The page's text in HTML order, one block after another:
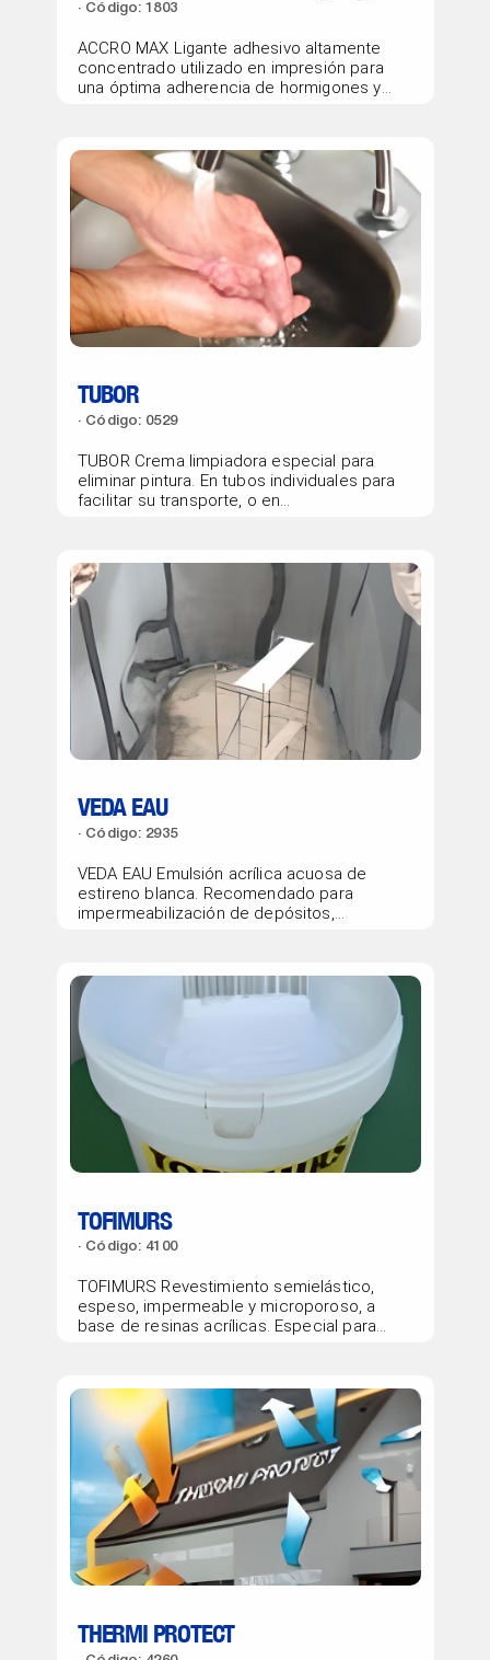
Código: 1803
ACCRO MAX Ligante adhesivo altamente
concentrado utilizado en impresión para
una óptima adherencia de hormigones y
TUBOR
Código: 0529
TUBOR Crema limpiadora especial para
eliminar pintura. En tubos individuales para
facilitar su transporte, o en
VEDA EAU
Código: 2935
VEDA EAU Emulsión acrílica acuosa de
estireno blanca. Recomendado para
impermeabilización de depósitos,
TOFIMURS
Código: 4100
TOFIMURS Revestimiento semielástico,
espeso, impermeable y microporoso, a
base de resinas acrílicas. Especial para
THERMI PROTECT